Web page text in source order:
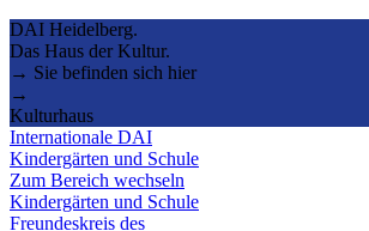
DAI Heidelberg.
Das Haus der Kultur.
→ Sie befinden sich hier
→
Kulturhaus
Internationale DAI
Kindergärten und Schule
Zum Bereich wechseln
Kindergärten und Schule
Freundeskreis des